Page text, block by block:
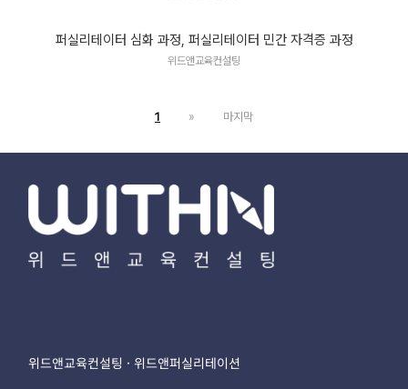
퍼실리테이터 심화 과정, 퍼실리테이터 민간 자격증 과정
위드앤교육컨설팅
1 » 마지막
위드앤교육컨설팅 · 위드앤퍼실리테이션